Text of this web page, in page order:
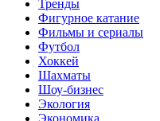
Тренды
Фигурное катание
Фильмы и сериалы
Футбол
Хоккей
Шахматы
Шоу-бизнес
Экология
Экономика